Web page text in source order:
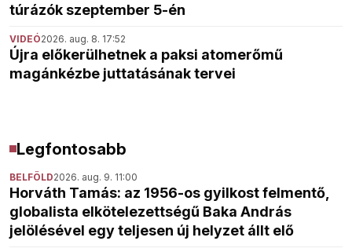
túrázók szeptember 5-én
VIDEÓ2026. aug. 8. 17:52
Újra előkerülhetnek a paksi atomerőmű
magánkézbe juttatásának tervei
Legfontosabb
BELFÖLD2026. aug. 9. 11:00
Horváth Tamás: az 1956-os gyilkost felmentő,
globalista elkötelezettségű Baka András
jelölésével egy teljesen új helyzet állt elő